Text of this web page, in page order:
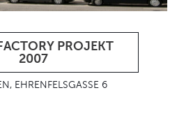
PROJEKT
2007
EHRENFELSGASSE 6